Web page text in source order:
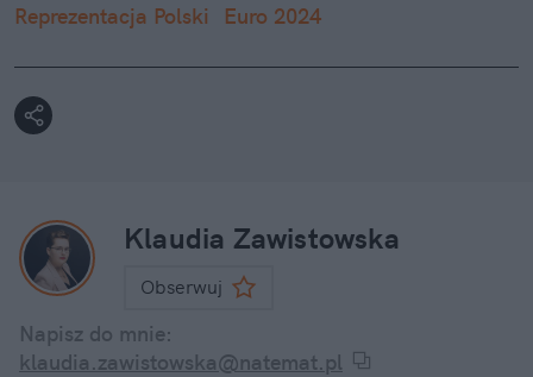
Reprezentacja Polski
Euro 2024
Klaudia Zawistowska
Obserwuj
Napisz do mnie:
klaudia.zawistowska@natemat.pl